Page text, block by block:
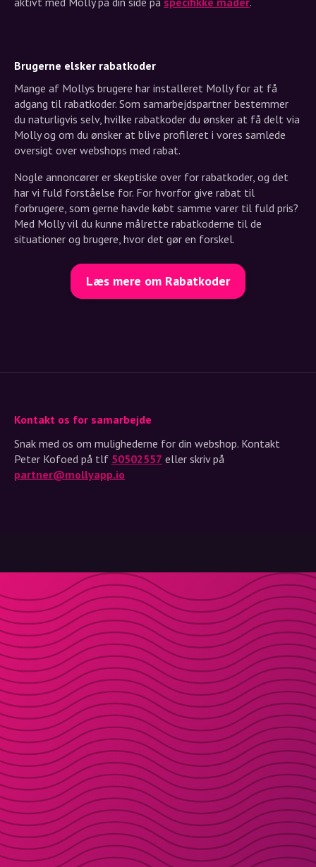
Brugerne elsker rabatkoder
Mange af Mollys brugere har installeret Molly for at få
adgang til rabatkoder. Som samarbejdspartner bestemmer
du naturligvis selv, hvilke rabatkoder du ønsker at få delt via
Molly og om du ønsker at blive profileret i vores samlede
oversigt over webshops med rabat.
Nogle annoncører er skeptiske over for rabatkoder, og det
har vi fuld forståelse for. For hvorfor give rabat til
forbrugere, som gerne havde købt samme varer til fuld pris?
Med Molly vil du kunne målrette rabatkoderne til de
situationer og brugere, hvor det gør en forskel.
Læs mere om Rabatkoder
Kontakt os for samarbejde
Snak med os om mulighederne for din webshop. Kontakt
Peter Kofoed på tlf 50502557 eller skriv på
partner@mollyapp.io